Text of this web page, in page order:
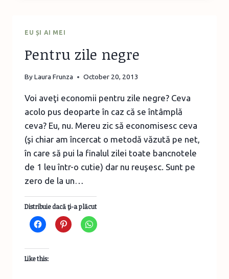
MĂDĂLINA
EU ȘI AI MEI
Pentru zile negre
ByLaura Frunza October 20, 2013
Voi aveţi economii pentru zile negre? Ceva
acolo pus deoparte în caz că se întâmplă
ceva? Eu, nu. Mereu zic să economisesc ceva
(şi chiar am încercat o metodă văzută pe net,
în care să pui la finalul zilei toate bancnotele
de 1 leu într-o cutie) dar nu reuşesc. Sunt pe
zero de la un…
Distribuie dacă ţi-a plăcut
Like this: